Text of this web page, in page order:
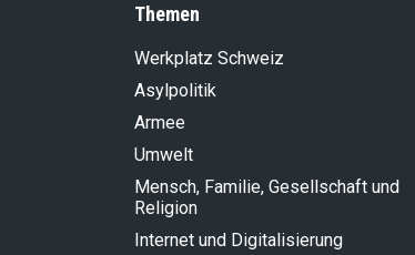
Themen
Werkplatz Schweiz
Asylpolitik
Armee
Umwelt
Mensch, Familie, Gesellschaft und
Religion
Internet und Digitalisierung